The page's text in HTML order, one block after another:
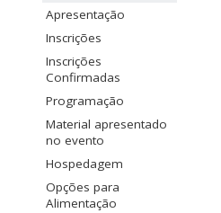
Apresentação
Inscrições
Inscrições
Confirmadas
Programação
Material apresentado
no evento
Hospedagem
Opções para
Alimentação